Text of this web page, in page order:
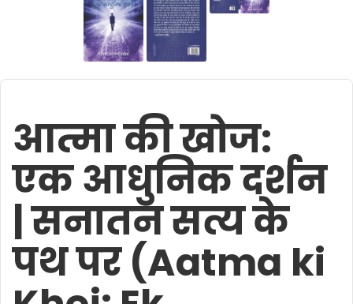
आत्मा की खोज:
एक आधुनिक दर्शन
| सनातन सत्य के
पथ पर (Aatma ki